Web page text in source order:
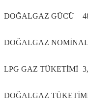
DOĞALGAZ GÜCÜ
DOĞALGAZ
LPG GAZ TÜKETİMİ
DOĞALGAZ